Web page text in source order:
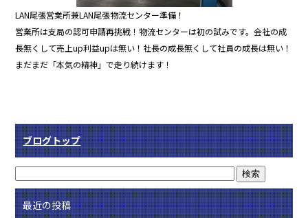
LAN尾張営業所兼LAN尾張物流センター準備！
営業所は支局の認可申請再挑戦！物流センターは初の試みです。会社の成
長無くして売上up利益upは無い！社長の成長無くして社員の成長は無い！
まだまだ「本気の精神」で走り続けます！
ブログトップ
最近の投稿